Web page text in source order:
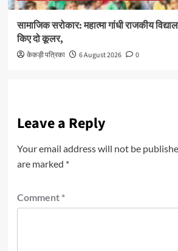
सामाजिक सरोकार: महात्मा गांधी राजकीय
किए दो कूलर,
केकड़ी पत्रिका 6 August 2026 0
Leave a Reply
Your email address will not be
are marked *
Comment *